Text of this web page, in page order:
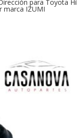
para Toyota
marca IZUMI